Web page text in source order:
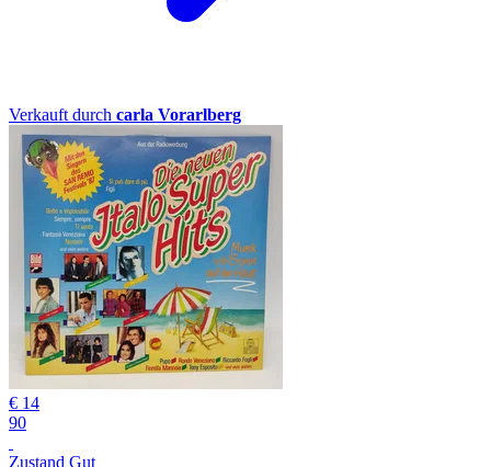
Verkauft durch carla Vorarlberg
€ 14
90
Zustand Gut